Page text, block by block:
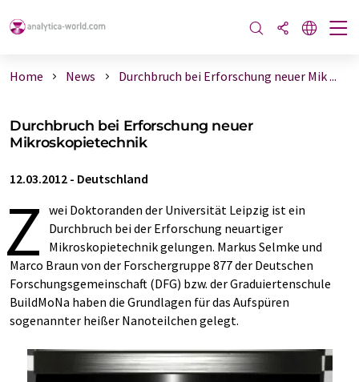
Home News Durchbruch bei Erforschung neuer Mik ...
Durchbruch bei Erforschung neuer
Mikroskopietechnik
12.03.2012 - Deutschland
Z wei Doktoranden der Universität Leipzig ist ein
Durchbruch bei der Erforschung neuartiger
Mikroskopietechnik gelungen. Markus Selmke und
Marco Braun von der Forschergruppe 877 der Deutschen
Forschungsgemeinschaft (DFG) bzw. der Graduiertenschule
BuildMoNa haben die Grundlagen für das Aufspüren
sogenannter heißer Nanoteilchen gelegt.